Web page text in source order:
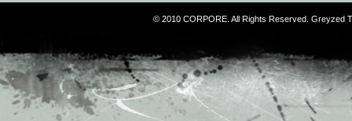
© 2010 CORPORE. All Rights Reserved. Greyzed